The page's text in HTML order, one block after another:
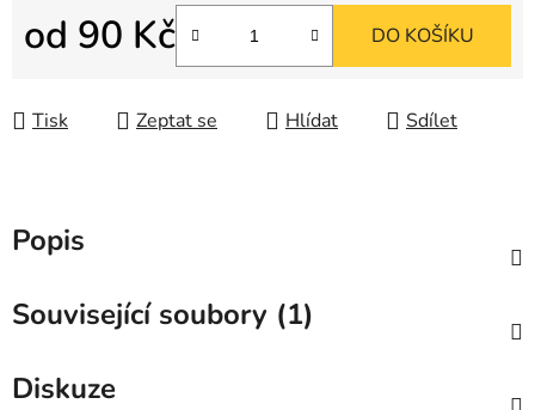
od 90 Kč DO KOŠÍKU
Tisk Zeptat se Hlídat Sdílet
Popis
Související soubory (1)
Diskuze